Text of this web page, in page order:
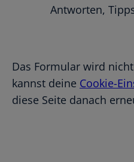
Antworten,
Das Formular wird
kannst deine Cookie-
diese Seite danach